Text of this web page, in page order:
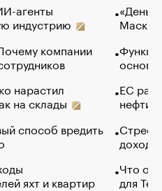
агенты
индустрию
компании
нарастил
на склады
способ вредить
яхт и квартир
Маск в
основ
ЕС
нефти
Что
для